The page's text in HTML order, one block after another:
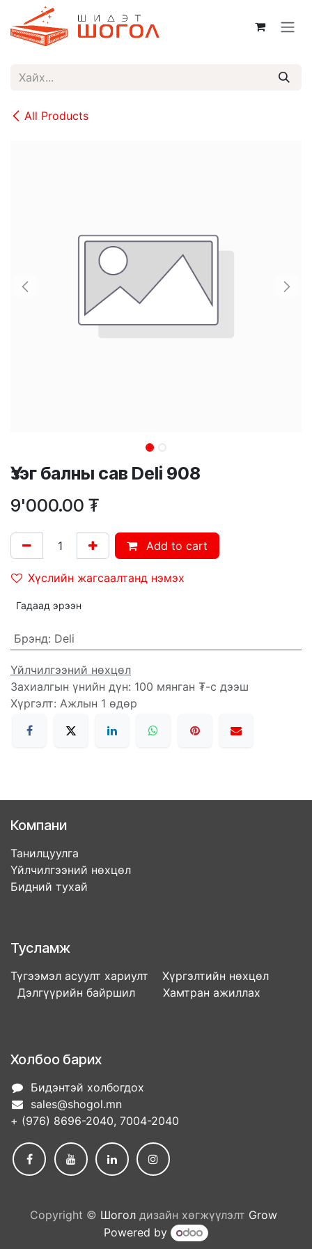
Skip to Content
All Products
Үзэг балны сав Deli 908
9'000.00 ₮
Add to cart
Хүслийн жагсаалтанд нэмэх
Гадаад эрээн
Брэнд: Deli
Үйлчилгээний нөхцөл
Захиалгын үнийн дүн: 100 мянган ₮-с дээш
Хүргэлт: Ажлын 1 өдөр
Компани
Танилцуулга
Үйлчилгээний нөхцөл
Бидний тухай
Тусламж
Түгээмэл асуулт хариулт Хүргэлтийн нөхцөл
Дэлгүүрийн байршил Хамтран ажиллах
Холбоо барих
Бидэнтэй холбогдох
sales@shogol.mn
+ (976) 8696-2040, 7004-2040
Copyright © Шоголдизайн хөгжүүлэлт Grow
Powered by